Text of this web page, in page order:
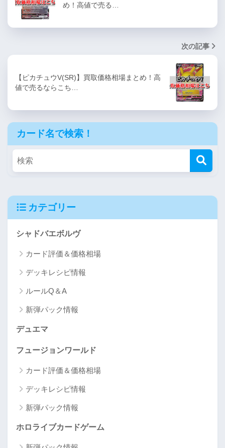
め！高値で売る…
次の記事
【ピカチュウV(SR)】買取価格相場まとめ！高
値で売るならこち…
カード名で検索！
カテゴリー
シャドバエボルヴ
カード評価＆価格相場
デッキレシピ情報
ルールQ＆A
新弾パック情報
デュエマ
フュージョンワールド
カード評価＆価格相場
デッキレシピ情報
新弾パック情報
ホロライブカードゲーム